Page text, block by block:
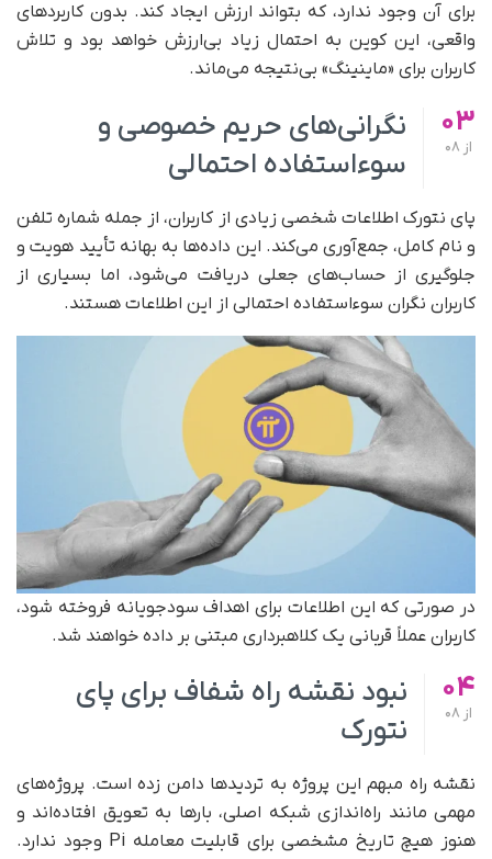
برای آن وجود ندارد، که بتواند ارزش ایجاد کند. بدون کاربردهای
واقعی، این کوین به احتمال زیاد بی‌ارزش خواهد بود و تلاش
کاربران برای «ماینینگ» بی‌نتیجه می‌ماند.
03
از
نگرانی‌های حریم خصوصی و
سوءاستفاده احتمالی
پای نتورک اطلاعات شخصی زیادی از کاربران، از جمله شماره تلفن
و نام کامل، جمع‌آوری می‌کند. این داده‌ها به بهانه تأیید هویت و
جلوگیری از حساب‌های جعلی دریافت می‌شود، اما بسیاری از
کاربران نگران سوءاستفاده احتمالی از این اطلاعات هستند.
در صورتی که این اطلاعات برای اهداف سودجویانه فروخته شود،
کاربران عملاً قربانی یک کلاهبرداری مبتنی بر داده خواهند شد.
04
از
نبود نقشه راه شفاف برای پای
نتورک
نقشه راه مبهم این پروژه به تردیدها دامن زده است. پروژه‌های
مهمی مانند راه‌اندازی شبکه اصلی، بارها به تعویق افتاده‌اند و
هنوز هیچ تاریخ مشخصی برای قابلیت معامله Pi وجود ندارد.